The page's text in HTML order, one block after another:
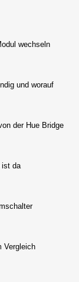
wechseln
und worauf
der Hue Bridge
ist da
Vergleich